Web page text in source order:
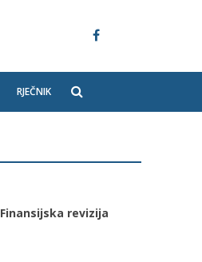
RJEČNIK
Finansijska revizija